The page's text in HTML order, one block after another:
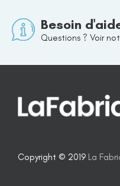
Besoin
Questions ? Voir
Copyright © 2019 La